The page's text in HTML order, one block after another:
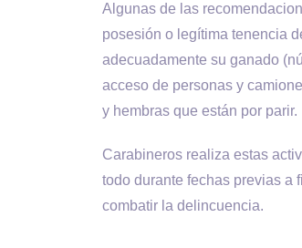
Algunas de las
posesión o legítima tenencia
adecuadamente su ganado
acceso de personas y
y hembras que están por parir.
Carabineros realiza estas
todo durante fechas previas a
combatir la delincuencia.